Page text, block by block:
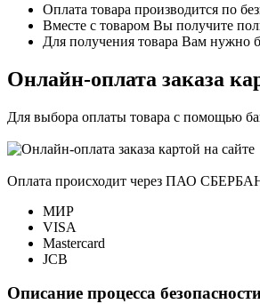
Оплата товара производится по
Вместе с товаром Вы получите
Для получения товара Вам нужно
Онлайн-оплата заказа
Для выбора оплаты товара с помощью
Оплата происходит через ПАО
МИР
VISA
Mastercard
JCB
Описание процесса